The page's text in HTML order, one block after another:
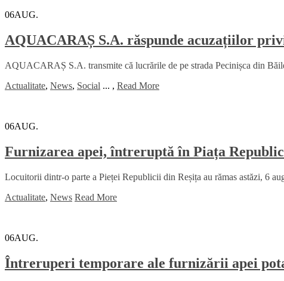
06AUG.
AQUACARAȘ S.A. răspunde acuzațiilor
AQUACARAȘ S.A. transmite că lucrările de pe strada Pecinișca din
Actualitate, News, Social ... , Read More
06AUG.
Furnizarea apei, întreruptă în Piața
Locuitorii dintr-o parte a Pieței Republicii din Reșița au rămas astăzi, 6
Actualitate, News Read More
06AUG.
Întreruperi temporare ale furnizării apei